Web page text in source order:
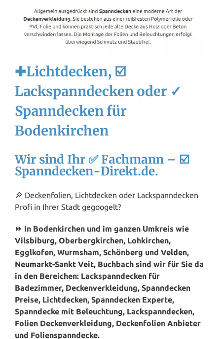
✚Lichtdecken, ☑️
Lackspanndecken oder ✓
Spanndecken für
Bodenkirchen
Wir sind Ihr ✅ Fachmann – ☑️
Spanndecken-Direkt.de.
🔎 Deckenfolien, Lichtdecken oder Lackspanndecken
Profi in Ihrer Stadt gegoogelt?
⏩ In Bodenkirchen und im ganzen Umkreis wie
Vilsbiburg, Oberbergkirchen, Lohkirchen,
Egglkofen, Wurmsham, Schönberg und Velden,
Neumarkt-Sankt Veit, Buchbach sind wir für Sie da
in den Bereichen: Lackspanndecken für
Badezimmer, Deckenverkleidung, Spanndecken
Preise, Lichtdecken, Spanndecken Experte,
Spanndecke mit Beleuchtung, Lackspanndecken,
Folien Deckenverkleidung, Deckenfolien Anbieter
und Folienspanndecke.